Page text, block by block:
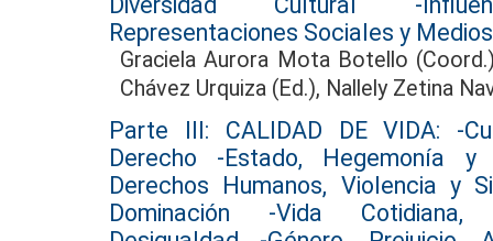
Representaciones Sociales y Medios
Graciela Aurora Mota Botello
Chávez Urquiza (Ed.), Nallely Zetina
Parte III: CALIDAD DE VIDA: -
Derecho -Estado, Hegemonía y
Derechos Humanos, Violencia y
Dominación -Vida